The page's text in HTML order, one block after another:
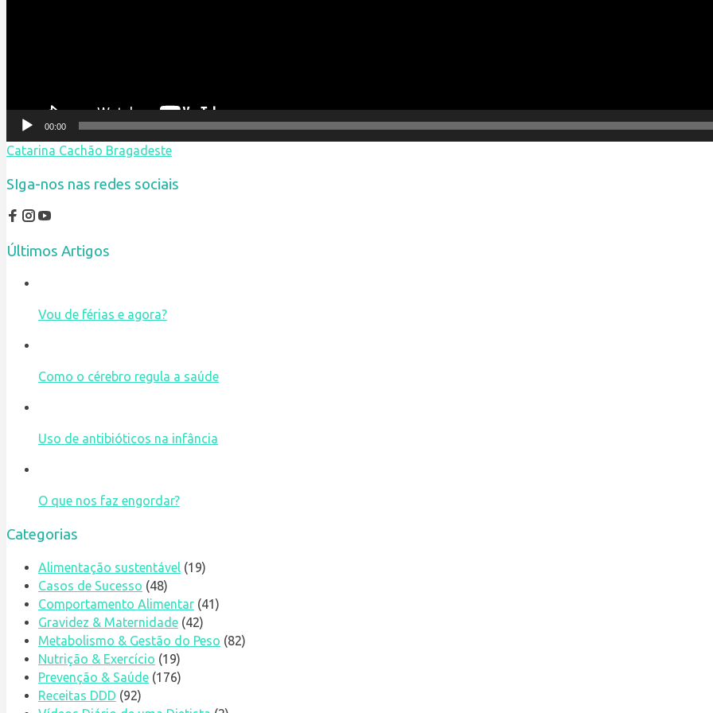
00:00
Catarina Cachão Bragadeste
SIga-nos nas redes sociais
Últimos Artigos
Vou de férias e agora?
Como o cérebro regula a saúde
Uso de antibióticos na infância
O que nos faz engordar?
Categorias
Alimentação sustentável (19)
Casos de Sucesso (48)
Comportamento Alimentar (41)
Gravidez & Maternidade (42)
Metabolismo & Gestão do Peso (82)
Nutrição & Exercício (19)
Prevenção & Saúde (176)
Receitas DDD (92)